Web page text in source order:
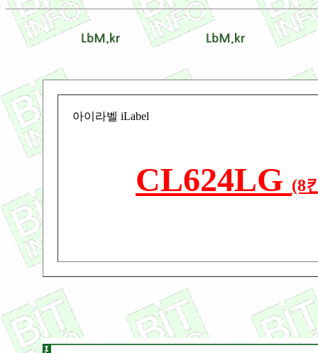
아이라벨 iLabel
CL624LG (8